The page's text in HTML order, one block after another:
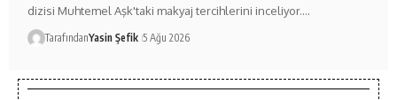
dizisi Muhtemel Aşk'taki makyaj tercihlerini inceliyor.…
TarafındanYasin Şefik 5 Ağu 2026